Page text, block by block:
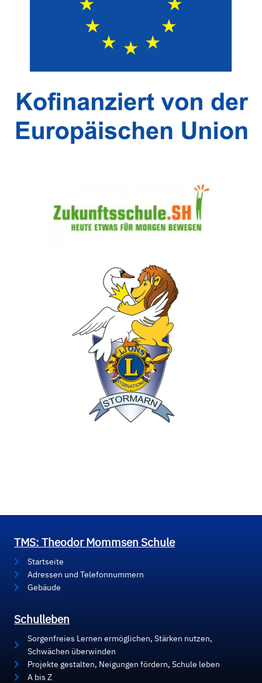
TMS: Theodor Mommsen Schule
Startseite
Adressen und Telefonnummern
Gebäude
Schulleben
Sorgenfreies Lernen ermöglichen, Stärken nutzen,
Schwächen überwinden
Projekte gestalten, Neigungen fördern, Schule leben
A bis Z